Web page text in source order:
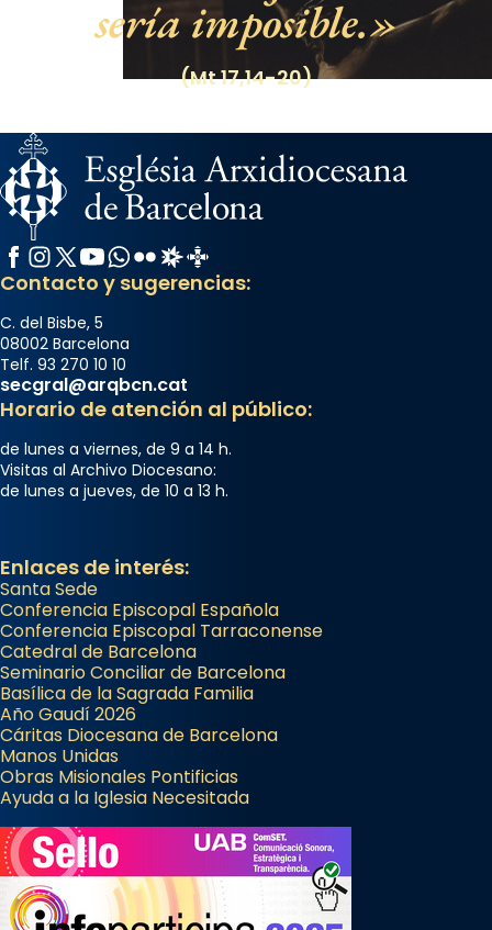
Foto
Share
sería imposible.
(Mt 17,14-20)
Facebook
Instagram
X / Twitter
YouTube
WhatsApp
FlickrRadio Estel
Catalunya Cristiana
Contacto y sugerencias:
C. del Bisbe, 5
08002 Barcelona
Telf. 93 270 10 10
secgral@arqbcn.cat
Horario de atención al público:
de lunes a viernes, de 9 a 14 h.
Visitas al Archivo Diocesano:
de lunes a jueves, de 10 a 13 h.
Enlaces de interés:
Santa Sede
Conferencia Episcopal Española
Conferencia Episcopal Tarraconense
Catedral de Barcelona
Seminario Conciliar de Barcelona
Basílica de la Sagrada Familia
Año Gaudí 2026
Cáritas Diocesana de Barcelona
Manos Unidas
Obras Misionales Pontificias
Ayuda a la Iglesia Necesitada